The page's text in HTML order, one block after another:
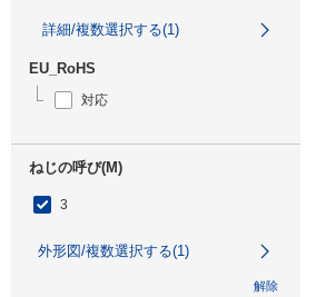
詳細/複数選択する(1)
EU_RoHS
対応
ねじの呼び(M)
3
外形図/複数選択する(1)
解除